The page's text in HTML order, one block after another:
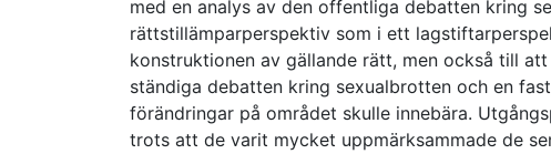
med en analys av den offentliga debatten kring
rättstillämparperspektiv som i ett
konstruktionen av gällande rätt, men också till
ständiga debatten kring sexualbrotten och en
förändringar på området skulle innebära.
trots att de varit mycket uppmärksammade de